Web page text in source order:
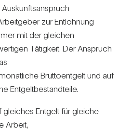
zur Ent­loh­nung
mit der glei­chen
Tätig­keit. Der Anspruch
Brut­to­ent­gelt und auf
Ent­gelt­be­stand­teile.
glei­ches Ent­gelt für gleiche
Arbeit,